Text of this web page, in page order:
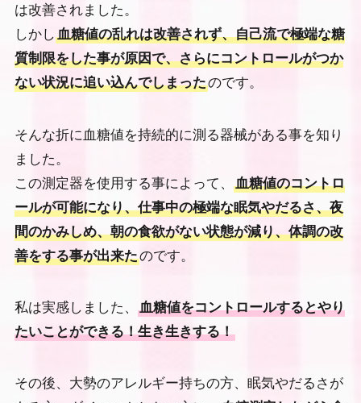
は改善されました。
しかし 血糖値の乱れは改善されず、自己流で極端な糖
質制限をした事が原因で、さらにコントロールがつか
ない状況に追い込んでしまったのです。
そんな折に血糖値を持続的に測る器械がある事を知り
ました。
この測定器を使用する事によって、
血糖値のコントロ
ールが可能になり、仕事中の極端な眠気やだるさ、夜
間のかみしめ、朝の食欲がない状態が減り、体調の改
善をする事が出来たのです。
私は実感しました、
血糖値をコントロールするとやり
たいことができる！生き生きする！
その後、大勢のアレルギー持ちの方、眠気やだるさが